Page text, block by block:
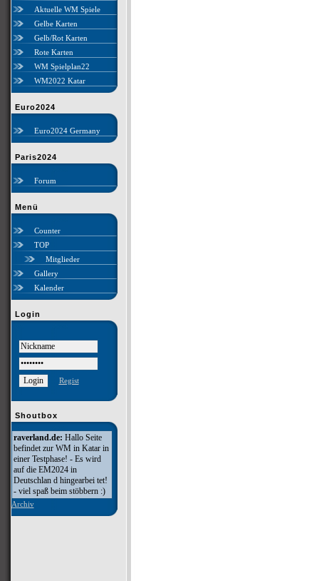
Aktuelle WM Spiele
Gelbe Karten
Gelb/Rot Karten
Rote Karten
WM Spielplan22
WM2022 Katar
Euro2024
Euro2024 Germany
Paris2024
Forum
Menü
Counter
TOP
Mitglieder
Gallery
Kalender
Login
Regist
Shoutbox
raverland.de: Hallo Seite
befindet zur WM in Katar in
einer Testphase! - Es wird
auf die EM2024 in
Deutschlan d hingearbei tet!
- viel spaß beim stöbbern :)
Archiv